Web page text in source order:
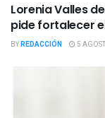
Lorenia Valles
pide fortalecer
BYREDACCIÓN 5